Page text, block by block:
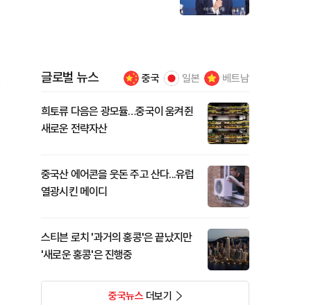
글로벌 뉴스 중국 일본 베트남
희토류 다음은 광모듈…중국이 움켜쥔
새로운 전략자산
중국산 에어콘을 웃돈 주고 산다...유럽
열광시킨 메이디
스티븐 로치 '과거의 홍콩'은 끝났지만
'새로운 홍콩'은 진행중
중국뉴스더보기